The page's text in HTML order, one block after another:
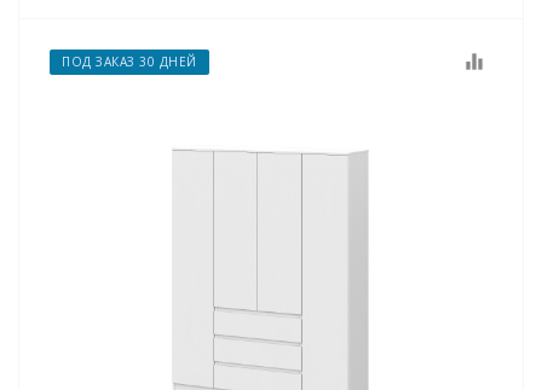
ПОД ЗАКАЗ 30 ДНЕЙ equalizer